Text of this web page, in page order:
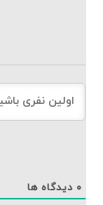
۰ دیدگاه ها